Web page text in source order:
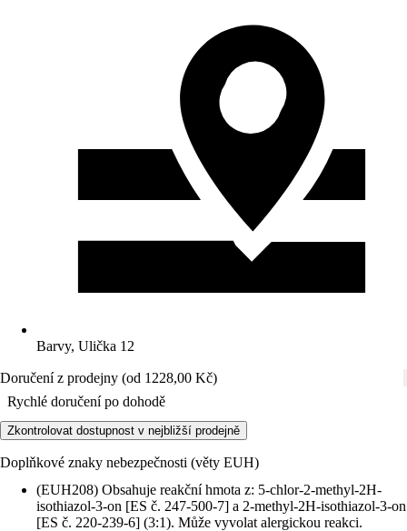
Barvy, Ulička 12
Doručení z prodejny (od 1228,00 Kč)
Rychlé doručení po dohodě
Zkontrolovat dostupnost v nejbližší prodejně
Doplňkové znaky nebezpečnosti (věty EUH)
(EUH208) Obsahuje reakční hmota z: 5-chlor-2-methyl-2H-
isothiazol-3-on [ES č. 247-500-7] a 2-methyl-2H-isothiazol-3-on
[ES č. 220-239-6] (3:1). Může vyvolat alergickou reakci.